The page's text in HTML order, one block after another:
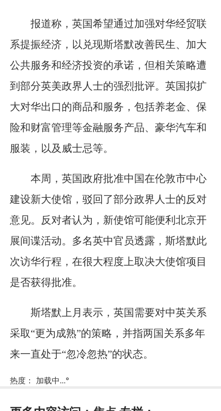
报道称，英国希望通过加强对华经贸联
系提振经济，以兑现斯塔默改善民生、加大
公共服务和经济投资的承诺，但相关策略遭
到部分英美政界人士的强烈批评。英国拟扩
大对华出口的商品和服务，包括养老金、保
险和财富管理等金融服务产品、豪华汽车和
服装，以及威士忌等。
本周，英国政府批准中国在伦敦市中心
建设新大使馆，驳回了部分政界人士的反对
意见。反对者认为，新使馆可能便利北京开
展间谍活动。多名英中官员透露，斯塔默此
次访华行程，在很大程度上取决大使馆项目
是否获得批准。
斯塔默上月表示，英国需要对中英关系
采取“更为成熟”的策略，并指两国关系多年
来一直处于“忽冷忽热”的状态。
热度： 加载中...°